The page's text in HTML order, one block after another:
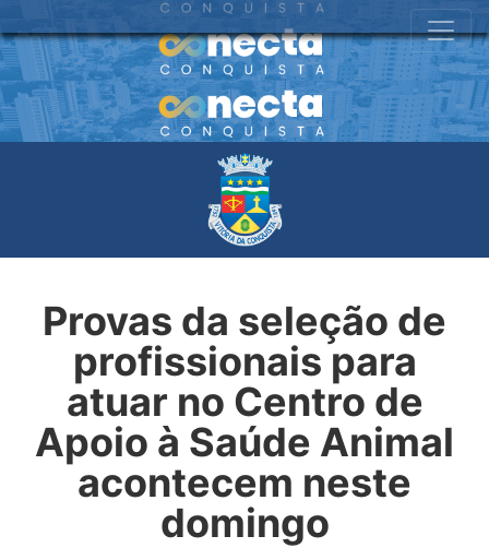
Provas da seleção de
profissionais para
atuar no Centro de
Apoio à Saúde Animal
acontecem neste
domingo